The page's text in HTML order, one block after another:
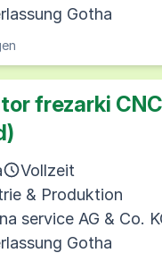
Gotha
frezarki CNC
Vollzeit
& Produktion
service AG & Co.
Gotha